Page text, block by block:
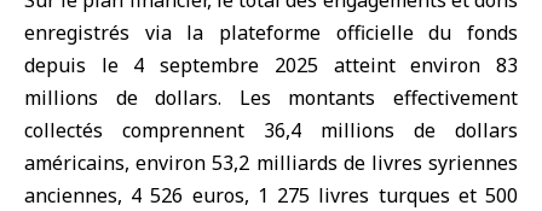
enregistrés via la plateforme officielle du fonds
depuis le 4 septembre 2025 atteint environ 83
millions de dollars. Les montants effectivement
collectés comprennent 36,4 millions de dollars
américains, environ 53,2 milliards de livres syriennes
anciennes, 4 526 euros, 1 275 livres turques et 500